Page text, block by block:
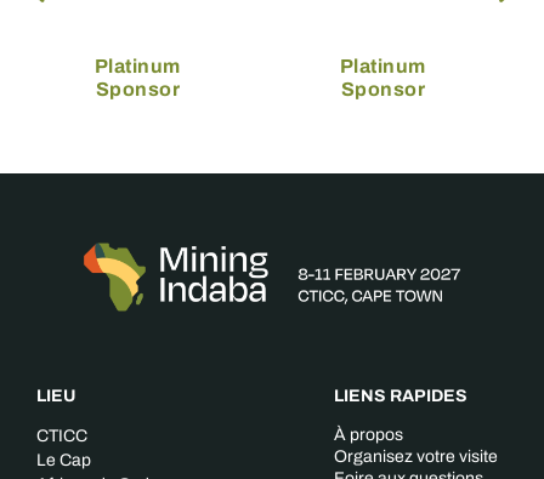
Platinum
Sponsor
Platinum
Sponsor
LIEU
CTICC
Le Cap
LIENS RAPIDES
À propos
Organisez votre visite